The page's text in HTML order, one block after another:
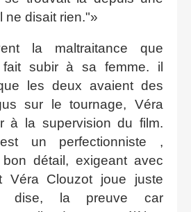
ne disait rien."
la maltraitance que
fait subir à sa femme. il
les deux avaient des
sur le tournage, Véra
à la supervision du film.
un perfectionniste ,
détail, exigeant avec
Véra Clouzot joue juste
dise, la preuve car